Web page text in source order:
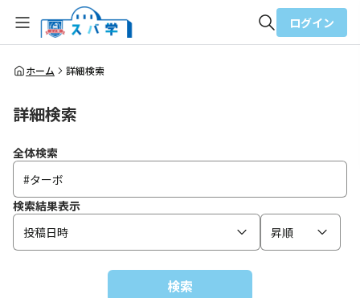
全体検索
ログイン
ホーム 詳細検索
詳細検索
全体検索
検索結果表示
投稿日時
昇順
検索